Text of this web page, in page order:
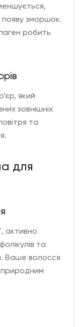
появу зморшок.
робить
який
зовнішніх
та
для
активно
та
Ваше волосся